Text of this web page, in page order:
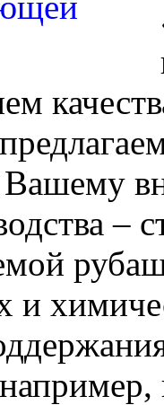
Вашему
–
и